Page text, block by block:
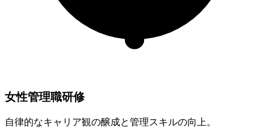
女性管理職研修
自律的なキャリア観の醸成と管理スキルの向上。